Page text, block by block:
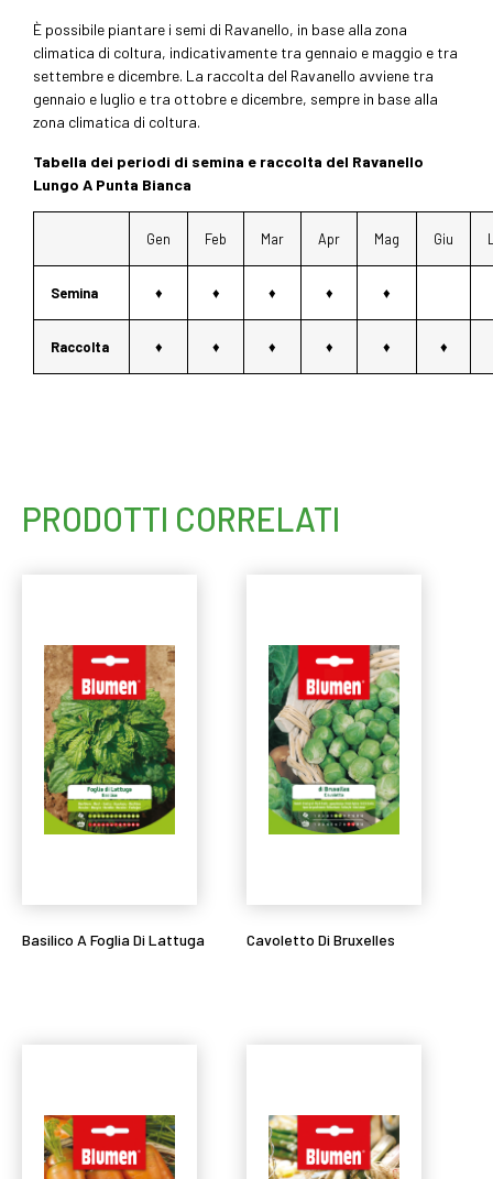
È possibile piantare i semi di Ravanello, in base alla zona
climatica di coltura, indicativamente tra gennaio e maggio e tra
settembre e dicembre. La raccolta del Ravanello avviene tra
gennaio e luglio e tra ottobre e dicembre, sempre in base alla
zona climatica di coltura.
Tabella dei periodi di semina e raccolta del Ravanello
Lungo A Punta Bianca
Gen Feb Mar Apr Mag Giu
Semina ♦ ♦ ♦ ♦ ♦
Raccolta ♦ ♦ ♦ ♦ ♦ ♦
PRODOTTI CORRELATI
Basilico A Foglia Di Lattuga Cavoletto Di Bruxelles